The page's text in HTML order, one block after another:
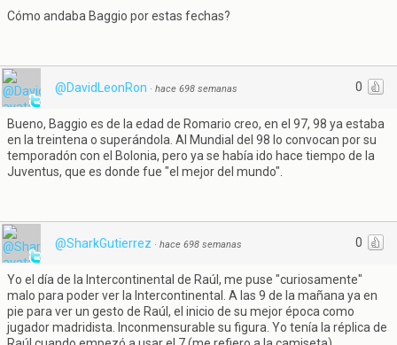
Cómo andaba Baggio por estas fechas?
0
@DavidLeonRon · hace 698 semanas
Bueno, Baggio es de la edad de Romario creo, en el 97, 98 ya estaba
en la treintena o superándola. Al Mundial del 98 lo convocan por su
temporadón con el Bolonia, pero ya se había ido hace tiempo de la
Juventus, que es donde fue "el mejor del mundo".
0
@SharkGutierrez · hace 698 semanas
Yo el día de la Intercontinental de Raúl, me puse "curiosamente"
malo para poder ver la Intercontinental. A las 9 de la mañana ya en
pie para ver un gesto de Raúl, el inicio de su mejor época como
jugador madridista. Inconmensurable su figura. Yo tenía la réplica de